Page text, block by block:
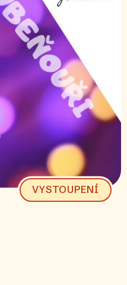
VYSTOUPENÍ